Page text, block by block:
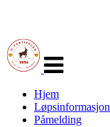
navigasjon
Hjem
Løpsinformasjon
Påmelding